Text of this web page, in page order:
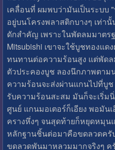
เคลื่อนที่ ผมพบว่ามันเป็นระบบ
อยู่บนโครงพลาสติกบางๆ เท่า
ดักสำคัญ เพราะในพัดลมมาตร
Mitsubishi เขาจะใช้บูชทองแ
ทนทานต่อความร้อนสูง แต่พัด
ตัวประคองบูช ลองนึกภาพตาม
ความร้อนจะส่งผ่านแกนไปที่บู
รับความร้อนสะสม มันก็จะเริ่ม
ศูนย์ แกนมอเตอร์ก็เอียง พอมัน
ครางหึ่งๆ จนสุดท้ายก็หยุดหมุน
หลักฐานชิ้นต่อมาคือขดลวดครั
ขดลวดพันมาหลวมมากจริงๆ